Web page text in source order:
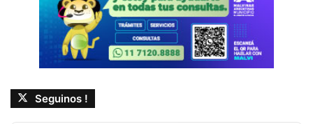
Seguinos !